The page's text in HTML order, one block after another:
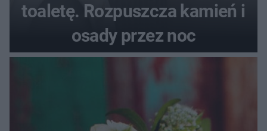
toaletę. Rozpuszcza kamień i
osady przez noc